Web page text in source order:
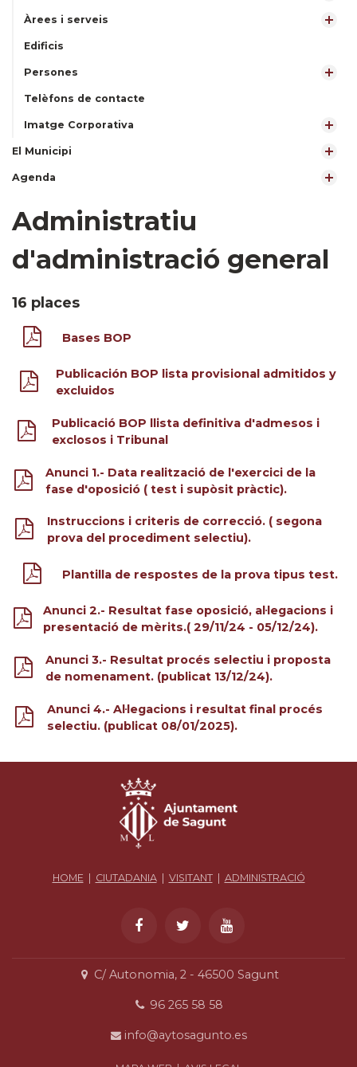
Àrees i serveis
Edificis
Persones
Telèfons de contacte
Imatge Corporativa
El Municipi
Agenda
Administratiu
d'administració general
16 places
Bases BOP
Publicación BOP lista provisional admitidos y
excluidos
Publicació BOP llista definitiva d'admesos i
exclosos i Tribunal
Anunci 1.- Data realització de l'exercici de la
fase d'oposició ( test i supòsit pràctic).
Instruccions i criteris de correcció. ( segona
prova del procediment selectiu).
Plantilla de respostes de la prova tipus test.
Anunci 2.- Resultat fase oposició, al·legacions i
presentació de mèrits.( 29/11/24 - 05/12/24).
Anunci 3.- Resultat procés selectiu i proposta
de nomenament. (publicat 13/12/24).
Anunci 4.- Al·legacions i resultat final procés
selectiu. (publicat 08/01/2025).
HOME| CIUTADANIA| VISITANT| ADMINISTRACIÓ
C/ Autonomia, 2 - 46500 Sagunt
96 265 58 58
info@aytosagunto.es